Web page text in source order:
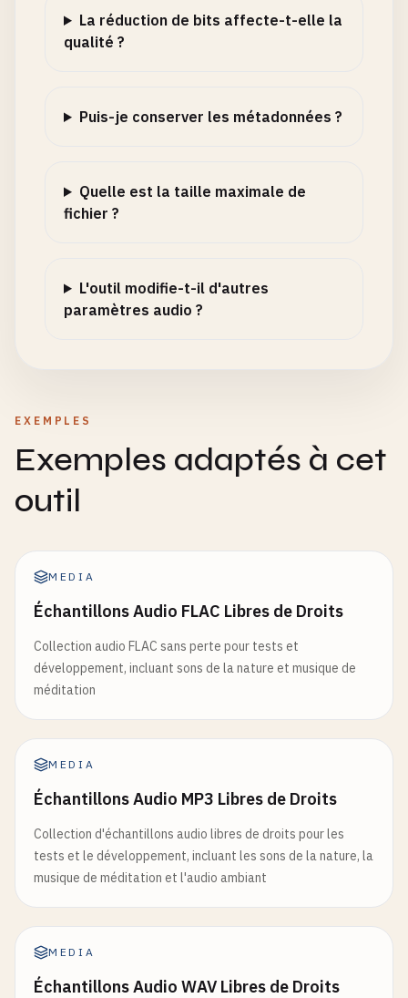
La réduction de bits affecte-t-elle la
qualité ?
Puis-je conserver les métadonnées ?
Quelle est la taille maximale de
fichier ?
L'outil modifie-t-il d'autres
paramètres audio ?
EXEMPLES
Exemples adaptés à cet
outil
MEDIA
Échantillons Audio FLAC Libres de Droits
Collection audio FLAC sans perte pour tests et
développement, incluant sons de la nature et musique de
méditation
MEDIA
Échantillons Audio MP3 Libres de Droits
Collection d'échantillons audio libres de droits pour les
tests et le développement, incluant les sons de la nature, la
musique de méditation et l'audio ambiant
MEDIA
Échantillons Audio WAV Libres de Droits